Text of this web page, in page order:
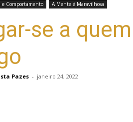
e Comportamento A Mente é Maravilhosa
se a
Pazes - janeiro 24, 2022